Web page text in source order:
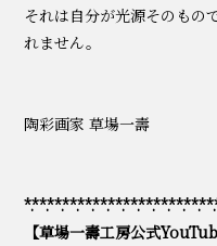
それは自分が光源そのもの
れません。
陶彩画家 草場一壽
【草場一壽工房公式